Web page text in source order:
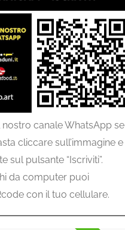
canale WhatsApp se
cliccare sull’immagine e
sul pulsante “Iscriviti”.
da computer puoi
con il tuo cellulare.